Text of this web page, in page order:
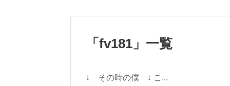
「 fv181 」 一覧
↓ その時の僕 ↓ こ...